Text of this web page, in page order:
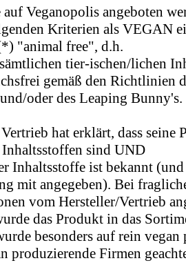
Veganopolis angeboten
Kriterien als VEGAN
"animal free", d.h.
tier-ischen/lichen
gemäß den Richtlinien
oder des Leaping Bunny's.
hat erklärt, dass seine
sind UND
Inhaltsstoffe ist bekannt
mit angegeben). Bei
vom Hersteller/Vertrieb
das Produkt in das
besonders auf rein vegan
produzierende Firmen